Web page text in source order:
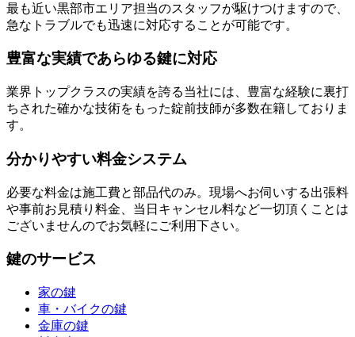
最も近い黒部市エリア担当のスタッフが駆けつけますので、
急なトラブルでも迅速に対応することが可能です。
豊富な実績であらゆる鍵に対応
業界トップクラスの実績を誇る当社には、豊富な経験に裏打
ちされた確かな技術をもった錠前技師が多数在籍しておりま
す。
分かりやすい料金システム
必要な料金は施工費と部品代のみ。現場へお伺いする出張料
や事前お見積り料金、当日キャンセル料など一切頂くことは
ございませんのでお気軽にご利用下さい。
鍵のサービス
家の鍵
車・バイクの鍵
金庫の鍵